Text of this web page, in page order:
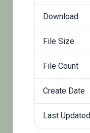
Download
File Size
File Count
Create Date
Last Updated